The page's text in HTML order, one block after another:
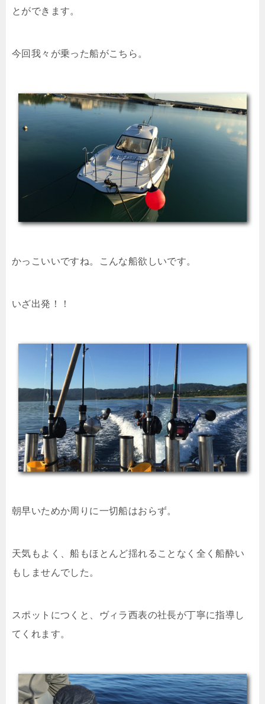
とができます。
今回我々が乗った船がこちら。
かっこいいですね。こんな船欲しいです。
いざ出発！！
朝早いためか周りに一切船はおらず。
天気もよく、船もほとんど揺れることなく全く船酔い
もしませんでした。
スポットにつくと、ヴィラ西表の社長が丁寧に指導し
てくれます。